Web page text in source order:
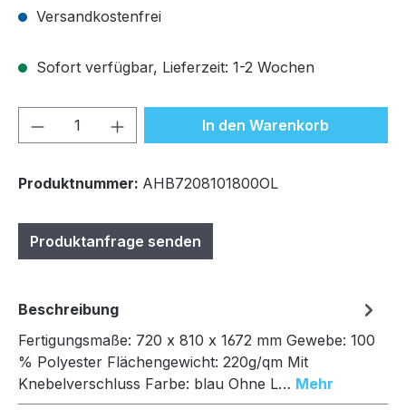
Versandkostenfrei
Sofort verfügbar, Lieferzeit: 1-2 Wochen
Produkt Anzahl: Gib denIn den Warenkorb
Produktnummer: AHB7208101800OL
Produktanfrage senden
Beschreibung
Fertigungsmaße: 720 x 810 x 1672 mm Gewebe: 100
% Polyester Flächengewicht: 220g/qm Mit
Knebelverschluss Farbe: blau Ohne L… Mehr